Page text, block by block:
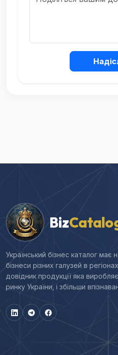
Biz
Український бізнес каталог має
бізнеси різних галузей в
довідник продукції яка
ринку України, і збільши